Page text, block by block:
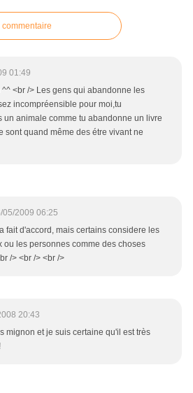
01:49
^^ <br /> Les gens qui abandonne les
incompréensible pour moi,tu
un animale comme tu abandonne un livre
sont quand même des étre vivant ne
05/2009 06:25
fait d'accord, mais certains considere les
ou les personnes comme des choses
/> <br /> <br />
20:43
mignon et je suis certaine qu'il est très